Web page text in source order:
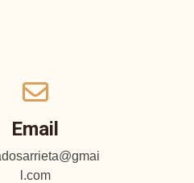
Email
l.com